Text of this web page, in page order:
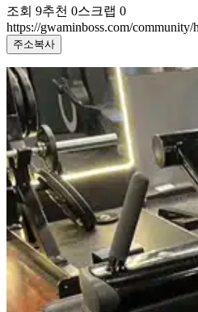
조회 9추천 0스크랩 0
https://gwaminboss.com/
주소복사